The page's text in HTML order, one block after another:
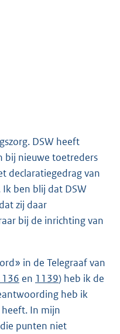
DSW heeft
bij nieuwe toetreders
declaratiegedrag van
ben blij dat DSW
zij daar
bij de inrichting van
in de Telegraaf van
en 1139) heb ik de
heb ik
heeft. In mijn
punten niet